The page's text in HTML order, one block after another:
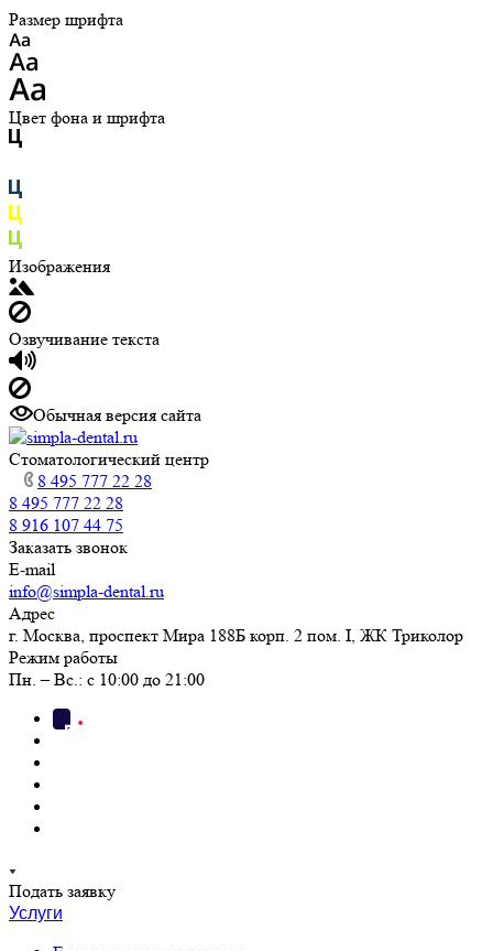
Размер шрифта
Цвет фона и шрифта
Изображения
Озвучивание текста
Обычная версия сайта
Cтоматологический центр
8 495 777 22 28
8 495 777 22 28
8 916 107 44 75
Заказать звонок
E-mail
info@simpla-dental.ru
Адрес
г. Москва, проспект Мира 188Б корп. 2 пом. I, ЖК Триколор
Режим работы
Пн. – Вс.: с 10:00 до 21:00
Подать заявку
Услуги